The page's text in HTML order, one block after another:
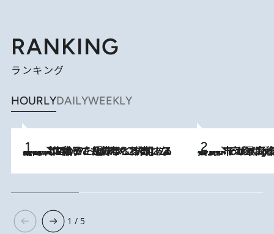
RANKING
ランキング
HOURLYDAILYWEEKLY
2026.8.5
【阿川佐和子さんの年とる力】なぜ70代で始めた趣味は“こんなに楽しい”のか？ ピアノ、俳句…スランプに陥っても続けられる“ある秘訣”とは 10 Hours Ago
美食、デザイン、ホスピタリティのすべてが最高峰！ ノルウェー第4の都市スタヴァンゲルの
1 / 5